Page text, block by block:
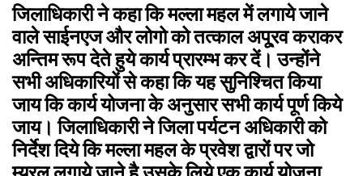
जिलाधिकारी ने कहा कि मल्ला महल में लगाये जाने
वाले साईनएज और लोगो को तत्काल अपू्रव कराकर
अन्तिम रूप देते हुये कार्य प्रारम्भ कर दें। उन्होंने
सभी अधिकारियों से कहा कि यह सुनिश्चित किया
जाय कि कार्य योजना के अनुसार सभी कार्य पूर्ण किये
जाय। जिलाधिकारी ने जिला पर्यटन अधिकारी को
निर्देश दिये कि मल्ला महल के प्रवेश द्वारों पर जो
म्यूरल लगाये जाने है उसके लिये एक कार्य योजना